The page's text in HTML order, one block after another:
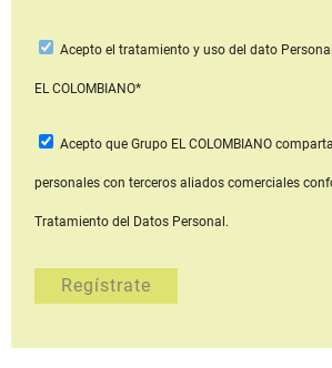
Acepto el tratamiento y uso del dato Personal
EL COLOMBIANO*
Acepto que Grupo EL COLOMBIANO
personales con terceros aliados comerciales
Tratamiento del Datos Personal.